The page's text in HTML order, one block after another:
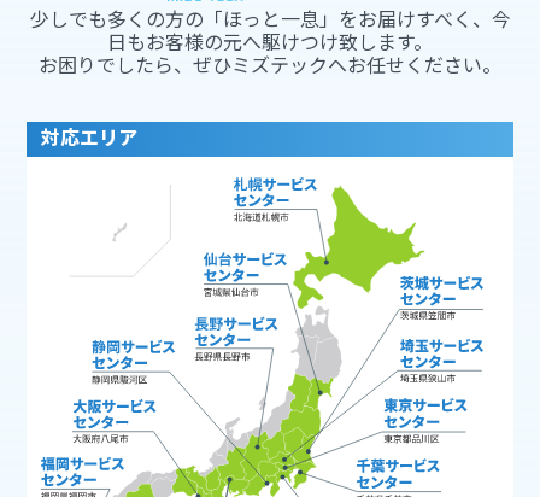
少しでも多くの方の「ほっと一息」をお届けすべく、今
日もお客様の元へ駆けつけ致します。
お困りでしたら、ぜひミズテックへお任せください。
対応エリア